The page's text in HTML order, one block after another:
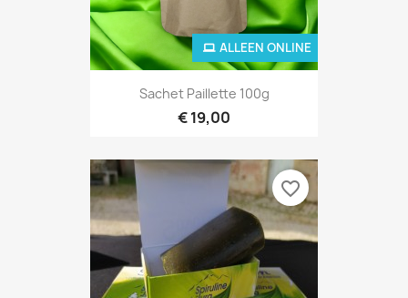
Sachet Paillette 100g
€ 19,00
ALLEEN ONLINE
favorite_border